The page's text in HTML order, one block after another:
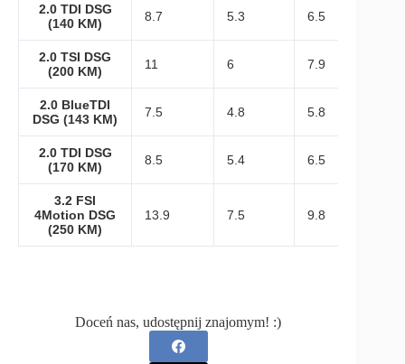
2.0 TDI DSG
(140 KM)
8.7 5.3 6.5
2.0 TSI DSG
(200 KM)
11 6 7.9
2.0 BlueTDI
DSG (143 KM)
7.5 4.8 5.8
2.0 TDI DSG
(170 KM)
8.5 5.4 6.5
3.2 FSI
4Motion DSG
(250 KM)
13.9 7.5 9.8
Doceń nas, udostępnij znajomym! :)